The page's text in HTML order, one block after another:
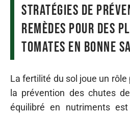
Stratégies de
remèdes pour des
tomates en bonne
La fertilité du sol joue un
la prévention des chutes
équilibré en nutriments